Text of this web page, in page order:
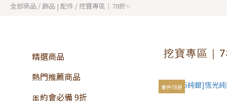
全部商品 / 飾品 | 配件 /挖寶專區｜78折✨
精選商品
熱門推薦商品
🎀約會必備 9折
挖寶專區｜
單件78折